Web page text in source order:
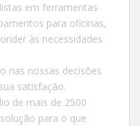
em ferramentas
para oficinas,
às necessidades
nas nossas decisões
satisfação.
de mais de 2500
para o que